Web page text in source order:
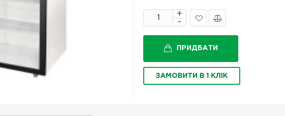
закладки
ПРИДБАТИ
ЗАМОВИТИ В 1 КЛІК